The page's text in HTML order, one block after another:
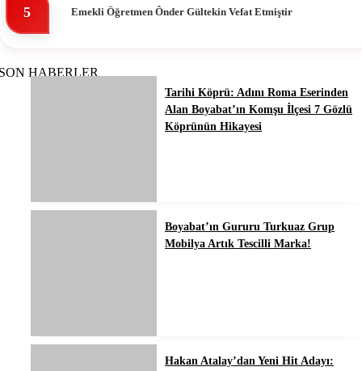
5 Emekli Öğretmen Ônder Gültekin Vefat Etmiştir
HABERLER
Tarihi Köprü: Adını Roma Eserinden
Alan Boyabat’ın Komşu İlçesi 7 Gözlü
Köprünün Hikayesi
Boyabat’ın Gururu Turkuaz Grup
Mobilya Artık Tescilli Marka!
Hakan Atalay’dan Yeni Hit Adayı: